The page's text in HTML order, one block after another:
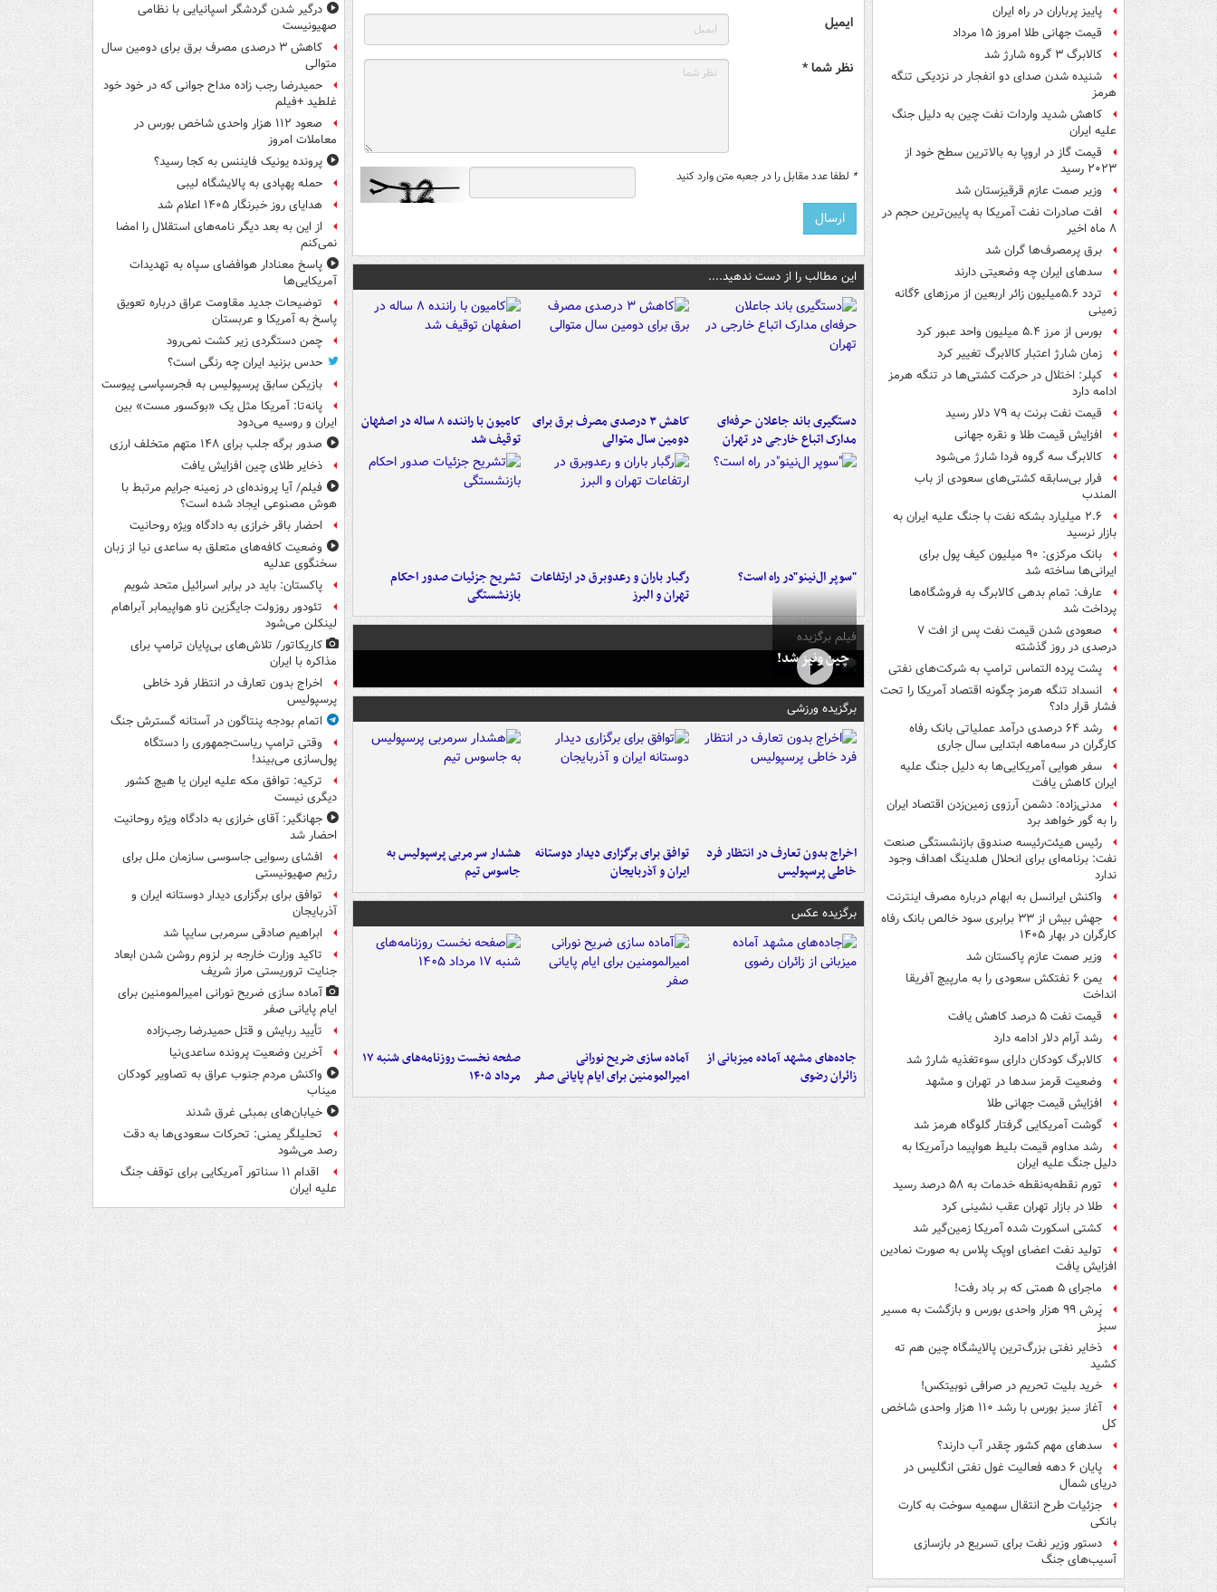
پاییز پرباران در راه ایران
قیمت جهانی طلا امروز ۱۵ مرداد
کالابرگ ۳ گروه شارژ شد
شنیده شدن صدای دو انفجار در نزدیکی تنگه
هرمز
کاهش شدید واردات نفت چین به دلیل جنگ
علیه ایران
قیمت گاز در اروپا به بالاترین سطح خود از
۲۰۲۳ رسید
وزیر صمت عازم قرقیزستان شد
افت صادرات نفت آمریکا به پایین‌ترین حجم در
۸ ماه اخیر
برق پرمصرف‌ها گران شد
سدهای ایران چه وضعیتی دارند
تردد ۵.۶میلیون زائر اربعین از مرزهای ۶گانه
زمینی
بورس از مرز ۵.۴ میلیون واحد عبور کرد
زمان شارژ اعتبار کالابرگ تغییر کرد
کپلر: اختلال در حرکت کشتی‌ها در تنگه هرمز
ادامه دارد
قیمت نفت برنت به ۷۹ دلار رسید
افزایش قیمت طلا و نقره جهانی
کالابرگ سه گروه فردا شارژ می‌شود
فرار بی‌سابقه کشتی‌های سعودی از باب
المندب
۲.۶ میلیارد بشکه نفت با جنگ علیه ایران به
بازار نرسید
بانک مرکزی: ۹۰ میلیون کیف پول برای
ایرانی‌ها ساخته شد
عارف: تمام بدهی کالابرگ به فروشگاه‌ها
پرداخت شد
صعودی شدن قیمت نفت پس از افت ۷
درصدی در روز گذشته
پشت پرده التماس ترامپ به شرکت‌های نفتی
انسداد تنگه هرمز چگونه اقتصاد آمریکا را تحت
فشار قرار داد؟
رشد ۶۴ درصدی درآمد عملیاتی بانک رفاه
کارگران در سه‌ماهه ابتدایی سال جاری
سفر هوایی آمریکایی‌ها به دلیل جنگ علیه
ایران کاهش یافت
مدنی‌زاده: دشمن آرزوی زمین‌زدن اقتصاد ایران
را به گور خواهد برد
رئیس هیئت‌رئیسه صندوق بازنشستگی صنعت
نفت: برنامه‌ای برای انحلال هلدینگ اهداف وجود
ندارد
واکنش ایرانسل به ابهام درباره مصرف اینترنت
جهش بیش از ۳۳ برابری سود خالص بانک رفاه
کارگران در بهار ۱۴۰۵
وزیر صمت عازم پاکستان شد
یمن ۶ نفتکش سعودی را به مارپیچ آفریقا
انداخت
قیمت نفت ۵ درصد کاهش یافت
رشد آرام دلار ادامه دارد
کالابرگ کودکان دارای سوءتغذیه شارژ شد
وضعیت قرمز سدها در تهران و مشهد
افزایش قیمت جهانی طلا
گوشت آمریکایی گرفتار گلوگاه هرمز شد
رشد مداوم قیمت بلیط هواپیما درآمریکا به
دلیل جنگ علیه ایران
تورم نقطه‌به‌نقطه خدمات به ۵۸ درصد رسید
طلا در بازار تهران عقب نشینی کرد
کشتی اسکورت شده آمریکا زمین‌گیر شد
تولید نفت اعضای اوپک پلاس به صورت نمادین
افزایش یافت
ماجرای ۵ همتی که بر باد رفت!
پَرش ۹۹ هزار واحدی بورس و بازگشت به مسیر
سبز
ذخایر نفتی بزرگ‌ترین پالایشگاه چین هم ته
کشید
خرید بلیت تحریم در صرافی نوبیتکس!
آغاز سبز بورس با رشد ۱۱۰ هزار واحدی شاخص
کل
سدهای مهم کشور چقدر آب دارند؟
پایان ۶ دهه فعالیت غول نفتی انگلیس در
دریای شمال
جزئیات طرح انتقال سهمیه سوخت به کارت
بانکی
دستور وزیر نفت برای تسریع در بازسازی
آسیب‌های جنگ
ایمیل
نظر شما *
* لطفا عدد مقابل را در جعبه متن وارد کنید
این مطالب را از دست ندهید....
دستگیری باند جاعلان حرفه‌ای
مدارک اتباع خارجی در تهران
کاهش ۳ درصدی مصرف برق برای
دومین سال متوالی
کامیون با راننده ۸ ساله در اصفهان
توقیف شد
"سوپر ال‌نینو"در راه است؟
رگبار باران و رعدوبرق در ارتفاعات
تهران و البرز
تشریح جزئیات صدور احکام
بازنشستگی
فیلم برگزیده
چین ونیز شد!
برگزیده ورزشی
اخراج بدون تعارف در انتظار فرد
خاطی پرسپولیس
توافق برای برگزاری دیدار دوستانه
ایران و آذربایجان
هشدار سرمربی پرسپولیس به
جاسوس تیم
برگزیده عکس
جاده‌های مشهد آماده میزبانی از
زائران رضوی
آماده سازی ضریح نورانی
امیرالمومنین برای ایام پایانی صفر
صفحه نخست روزنامه‌های شنبه ۱۷
مرداد ۱۴۰۵
درگیر شدن گردشگر اسپانیایی با نظامی
صهیونیست
کاهش ۳ درصدی مصرف برق برای دومین سال
متوالی
حمیدرضا رجب زاده مداح جوانی که در خود خود
غلطید +فیلم
صعود ۱۱۲ هزار واحدی شاخص بورس در
معاملات امروز
پرونده یونیک فایننس به کجا رسید؟
حمله پهپادی به پالایشگاه لیبی
هدایای روز خبرنگار ۱۴۰۵ اعلام شد
از این به بعد دیگر نامه‌های استقلال را امضا
نمی‌کنم
پاسخ معنادار هوافضای سپاه به تهدیدات
آمریکایی‌ها
توضیحات جدید مقاومت عراق درباره تعویق
پاسخ به آمریکا و عربستان
چمن دستگردی زیر کشت نمی‌رود
حدس بزنید ایران چه رنگی است؟
بازیکن سابق پرسپولیس به فجرسپاسی پیوست
پانه‌تا: آمریکا مثل یک «بوکسور مست» بین
ایران و روسیه می‌دود
صدور برگه جلب برای ۱۴۸ متهم متخلف ارزی
ذخایر طلای چین افزایش یافت
فیلم/ آیا پرونده‌ای در زمینه جرایم مرتبط با
هوش مصنوعی ایجاد شده است؟
احضار باقر خرازی به دادگاه ویژه روحانیت
وضعیت کافه‌های متعلق به ساعدی نیا از زبان
سخنگوی عدلیه
پاکستان: باید در برابر اسرائیل متحد شویم
تئودور روزولت جایگزین ناو هواپیمابر آبراهام
لینکلن می‌شود
کاریکاتور/ تلاش‌های بی‌پایان ترامپ برای
مذاکره با ایران
اخراج بدون تعارف در انتظار فرد خاطی
پرسپولیس
اتمام بودجه پنتاگون در آستانه گسترش جنگ
وقتی ترامپ ریاست‌جمهوری را دستگاه
پول‌سازی می‌بیند!
ترکیه: توافق مکه علیه ایران یا هیچ کشور
دیگری نیست
جهانگیر: آقای خرازی به دادگاه ویژه روحانیت
احضار شد
افشای رسوایی جاسوسی سازمان ملل برای
رژیم صهیونیستی
توافق برای برگزاری دیدار دوستانه ایران و
آذربایجان
ابراهیم صادقی سرمربی سایپا شد
تاکید وزارت خارجه بر لزوم روشن شدن ابعاد
جنایت تروریستی مراز شریف
آماده سازی ضریح نورانی امیرالمومنین برای
ایام پایانی صفر
تأیید ربایش و قتل حمیدرضا رجب‌زاده
آخرین وضعیت پرونده ساعدی‌نیا
واکنش مردم جنوب عراق به تصاویر کودکان
میناب
خیابان‌های بمبئی غرق شدند
تحلیلگر یمنی: تحرکات سعودی‌ها به دقت
رصد می‌شود
اقدام ۱۱ سناتور آمریکایی برای توقف جنگ
علیه ایران